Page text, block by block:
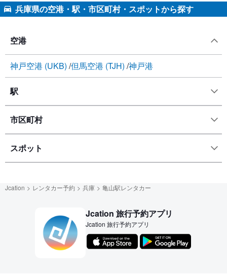
兵庫県の空港・駅・市区町村・スポットから探す
空港
神戸空港 (UKB) 但馬空港 (TJH) 神戸港
駅
市区町村
スポット
Jcation レンタカー予約 兵庫 亀山駅レンタカー
Jcation 旅行予約アプリ
Jcation 旅行予約アプリ